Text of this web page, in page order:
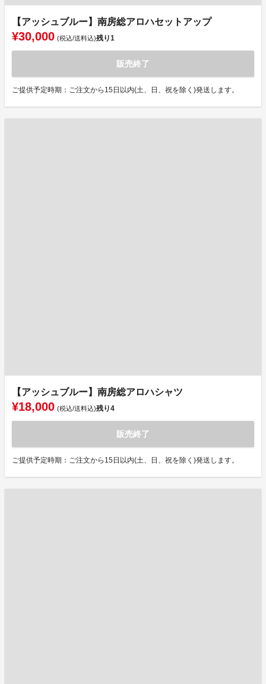
【アッシュブルー】南房総アロハセットアップ
¥30,000 (税込/送料込)残り1
販売終了
ご提供予定時期：ご注文から15日以内(土、日、祝を除く)発送します。
【アッシュブルー】南房総アロハシャツ
¥18,000 (税込/送料込)残り4
販売終了
ご提供予定時期：ご注文から15日以内(土、日、祝を除く)発送します。